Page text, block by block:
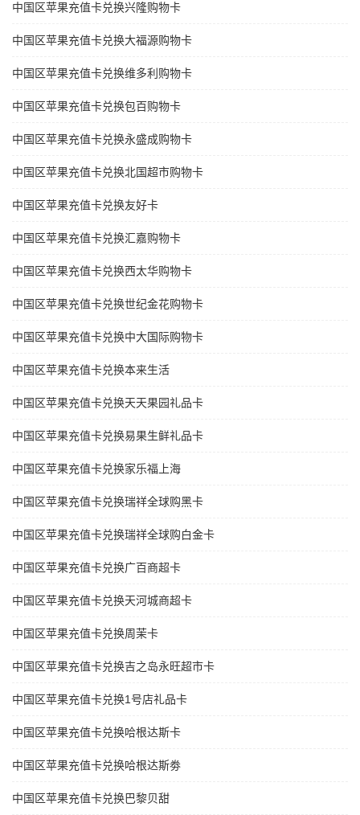
中国区苹果充值卡兑换兴隆购物卡
中国区苹果充值卡兑换大福源购物卡
中国区苹果充值卡兑换维多利购物卡
中国区苹果充值卡兑换包百购物卡
中国区苹果充值卡兑换永盛成购物卡
中国区苹果充值卡兑换北国超市购物卡
中国区苹果充值卡兑换友好卡
中国区苹果充值卡兑换汇嘉购物卡
中国区苹果充值卡兑换西太华购物卡
中国区苹果充值卡兑换世纪金花购物卡
中国区苹果充值卡兑换中大国际购物卡
中国区苹果充值卡兑换本来生活
中国区苹果充值卡兑换天天果园礼品卡
中国区苹果充值卡兑换易果生鲜礼品卡
中国区苹果充值卡兑换家乐福上海
中国区苹果充值卡兑换瑞祥全球购黑卡
中国区苹果充值卡兑换瑞祥全球购白金卡
中国区苹果充值卡兑换广百商超卡
中国区苹果充值卡兑换天河城商超卡
中国区苹果充值卡兑换周茉卡
中国区苹果充值卡兑换吉之岛永旺超市卡
中国区苹果充值卡兑换1号店礼品卡
中国区苹果充值卡兑换哈根达斯卡
中国区苹果充值卡兑换哈根达斯劵
中国区苹果充值卡兑换巴黎贝甜